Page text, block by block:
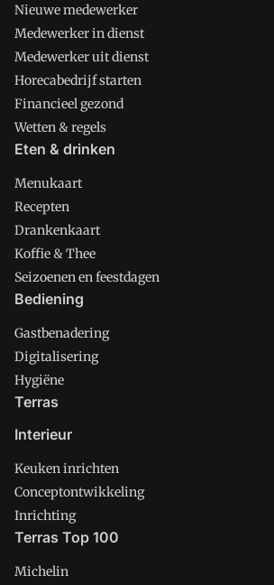
Nieuwe medewerker
Medewerker in dienst
Medewerker uit dienst
Horecabedrijf starten
Financieel gezond
Wetten & regels
Eten & drinken
Menukaart
Recepten
Drankenkaart
Koffie & Thee
Seizoenen en feestdagen
Bediening
Gastbenadering
Digitalisering
Hygiëne
Terras
Interieur
Keuken inrichten
Conceptontwikkeling
Inrichting
Terras Top 100
Michelin